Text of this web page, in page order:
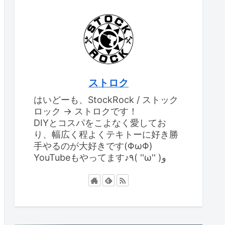
ストロク
はいどーも、StockRock / ストック
ロック → ストロクです！
DIYとコスパをこよなく愛してお
り、幅広く程よくテキトーに好き勝
手やるのが大好きです(ΦωΦ)
YouTubeもやってます♪٩( ''ω'' )و